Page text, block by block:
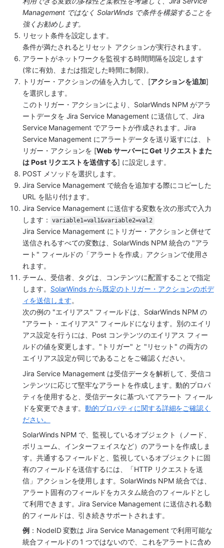
Management ではなく SolarWinds で条件を構築することを
強くお勧めします。
リセット条件を設定します。
条件が満たされるとリセット アクションが実行されます。
アラートがネットワークを監視する時間間隔を設定します
(常に有効、または指定した時間に制限)。
トリガー・アクションの値を入力して、[アクションを追加]
を選択します。
このトリガー・アクションにより、SolarWinds NPM がアラ
ートデータを Jira Service Management に送信して、Jira
Service Management でアラートが作成されます。Jira
Service Management にアラートデータを送り返すには、ト
リガー・アクションを [Web サーバーに Get リクエストまた
は Post リクエストを送信する] に設定します。
POST メソッドを選択します。
Jira Service Management で統合を追加する際にコピーした
URL を貼り付けます。
Jira Service Management に送信する変数を次の形式で入力
します：
variable1=val1&variable2=val2
Jira Service Management にトリガー・アクションと併せて
送信されるすべての変数は、SolarWinds NPM 統合の "アラ
ート" フィールドの「アラートを作成」アクションで使用さ
れます。
チーム、受信者、タグは、コンテンツに配置することで指定
します。 SolarWinds から既定のトリガー・アクションのボデ
ィを送信します。
次の例の "エイリアス" フィールドは、SolarWinds NPM の
"アラート・エイリアス" フィールドになります。別のエイリ
アス設定を行うには、Post コンテンツのエイリアス フィー
ルドの値を変更します。"トリガー" と "リセット" の両方の
エイリアス設定が同じであることをご確認ください。
Jira Service Management は受信データを解析して、受信コ
ンテンツに応じて堅牢なアラートを作成します。動的プロパ
ティを使用すると、受信データに基づいてアラート フィール
ドを変更できます。動的プロパティに関する詳細をご確認く
ださい。
SolarWinds NPM で、監視しているオブジェクト（ノード、
ボリューム、インターフェイスなど）のアラートを作成しま
す。共通するフィールドと、監視しているオブジェクトに固
有のフィールドを送信するには、「HTTP リクエストを送
信」アクションを使用します。SolarWinds NPM 統合では、
アラート固有のフィールドをカスタム統合のフィールドとし
て利用できます。Jira Service Management に送信される動
的フィールドは、引き続きサポートされます。
例：NodeID 変数は Jira Service Management で利用可能な
統合フィールドの 1 つではないので、これをアラートに含め